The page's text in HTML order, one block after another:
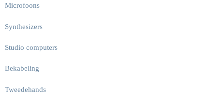
Microfoons
Synthesizers
Studio computers
Bekabeling
Tweedehands